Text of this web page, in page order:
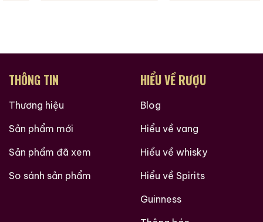
Các loại rượu sưu tầm quý hiềm trên thế giới tại
THÔNG TIN
Thương hiệu
Sản phẩm mới
Sản phẩm đã xem
So sánh sản phẩm
HIỂU VỀ RƯỢU
Blog
Hiểu về vang
Hiểu về whisky
Hiểu về Spirits
Guinness